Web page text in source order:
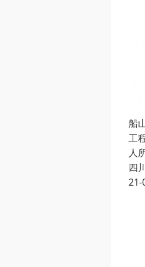
船
工
人
四
21-